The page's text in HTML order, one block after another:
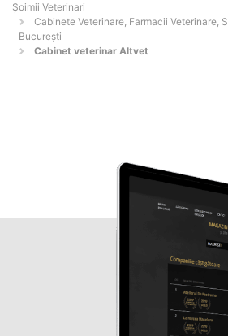
Șoimii Veterinari
Cabinete Veterinare, Farmacii Veterinare,
Bucureşti
Cabinet veterinar Altvet